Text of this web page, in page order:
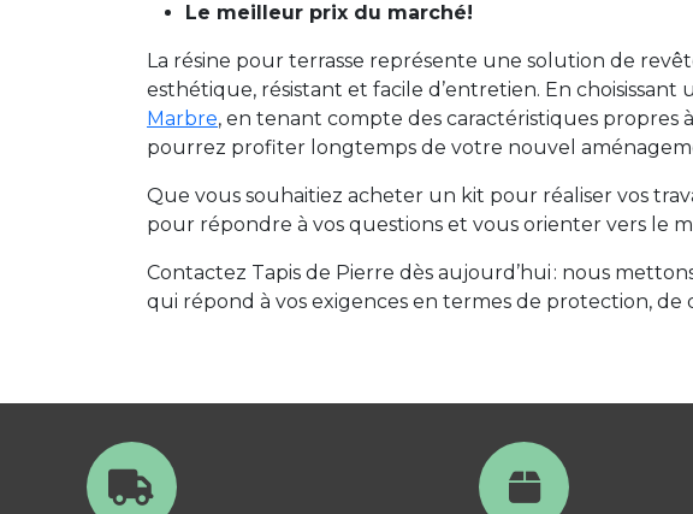
Le meilleur prix du marché!
La résine pour terrasse représente une solution de
esthétique, résistant et facile d’entretien. En
Marbre, en tenant compte des caractéristiques
pourrez profiter longtemps de votre nouvel
Que vous souhaitiez acheter un kit pour réaliser vos
pour répondre à vos questions et vous orienter vers le
Contactez Tapis de Pierre dès aujourd’hui : nous
qui répond à vos exigences en termes de protection, de